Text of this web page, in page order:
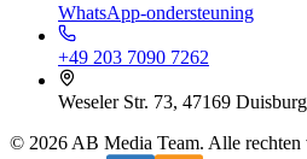
WhatsApp-ondersteuning
+49 203 7090 7262
Weseler Str. 73, 47169
© 2026 AB Media Team. Alle rechten